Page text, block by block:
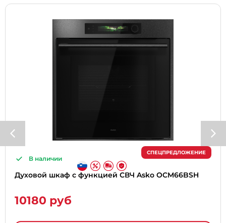
В наличии
СПЕЦПРЕДЛОЖЕНИЕ
Духовой шкаф с функцией СВЧ Asko OCM66BSH
10180 руб